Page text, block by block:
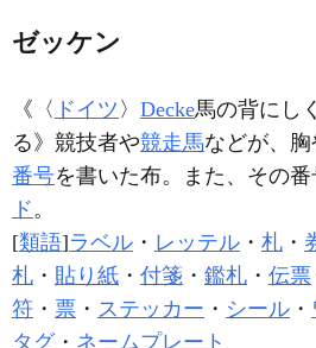
ゼッケン
《〈 ドイツ 〉 Decke馬の背にしく
る》競技者や競走馬などが、胸
番号を書いた布。また、その番
ド。
[類語]ラベル ・ レッテル ・ 札 ・
札 ・ 貼り紙 ・ 付箋 ・ 鑑札 ・ 伝票
符 ・ 票 ・ ステッカー ・ シール ・
タグ・ ネームプレート